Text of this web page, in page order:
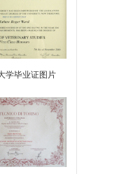
学毕业证图片